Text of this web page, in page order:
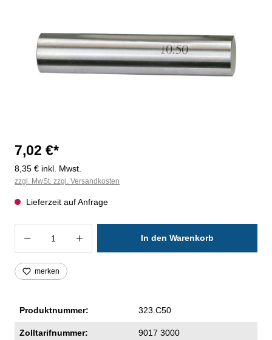
7,02 €*
8,35 € inkl. Mwst.
zzgl. MwSt. zzgl. Versandkosten
Lieferzeit auf Anfrage
Produkt Anzahl: Gib den gewünschten
In den Warenkorb
merken
Produktnummer: 323.C50
Zolltarifnummer: 9017 3000